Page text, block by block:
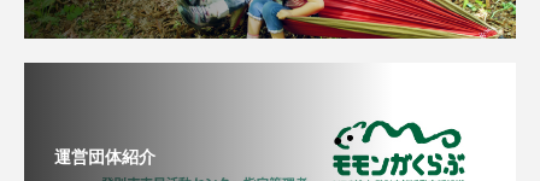
運営団体紹介